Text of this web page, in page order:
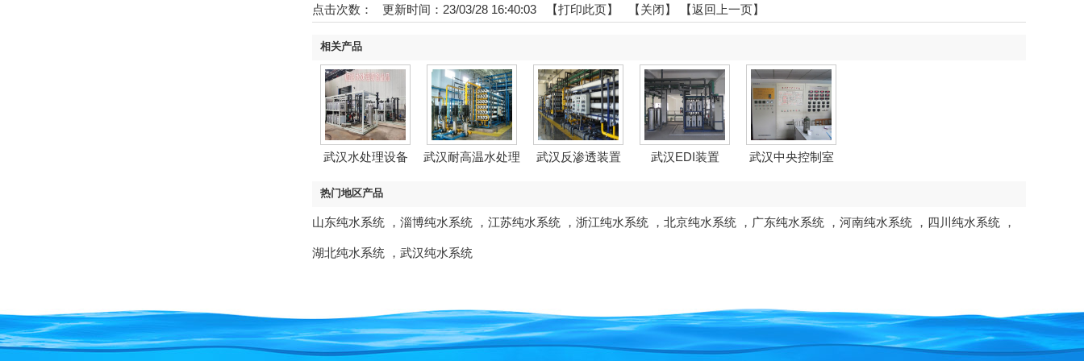
点击次数： 更新时间：23/03/28 16:40:03 【打印此页】 【关闭】 【返回上一页】
相关产品
武汉水处理设备
武汉耐高温水处理
武汉反渗透装置 武汉EDI装置 武汉中央控制室
热门地区产品
山东纯水系统 ， 淄博纯水系统 ， 江苏纯水系统 ， 浙江纯水系统 ， 北京纯水系统 ， 广东纯水系统 ， 河南纯水系统 ， 四川纯水系统 ，
湖北纯水系统 ， 武汉纯水系统